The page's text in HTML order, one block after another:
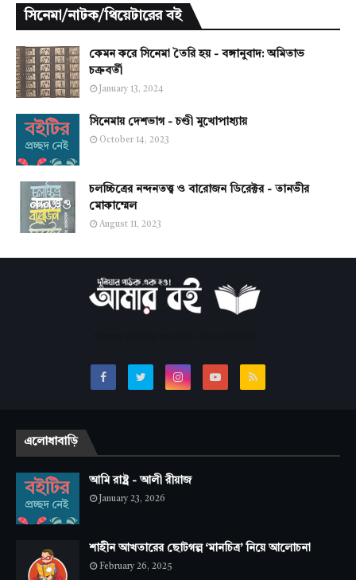
সিনেমা/নাটক/থিয়েটারের বই
কেমন করে সিনেমা তৈরি হয় - বঙ্গানুবাদ: অমিতাভ
চক্রবর্তী
January 13, 2024
সিনেমায় দেশভাগ - চণ্ডী মুখোপাধ্যায়
October 14, 2023
চলচ্চিত্রের নন্দনতত্ত্ব ও বারোজন ডিরেক্টর - তানভীর
মোকাম্মেল
August 11, 2023
এলোধাবাড়ি
আমি রাষ্ট্র - আলী রীয়াজ
January 23, 2026
শাহীন আখতারের ছোটগল্প ‘মানচিত্র’ নিয়ে আলোচনা
February 26, 2025